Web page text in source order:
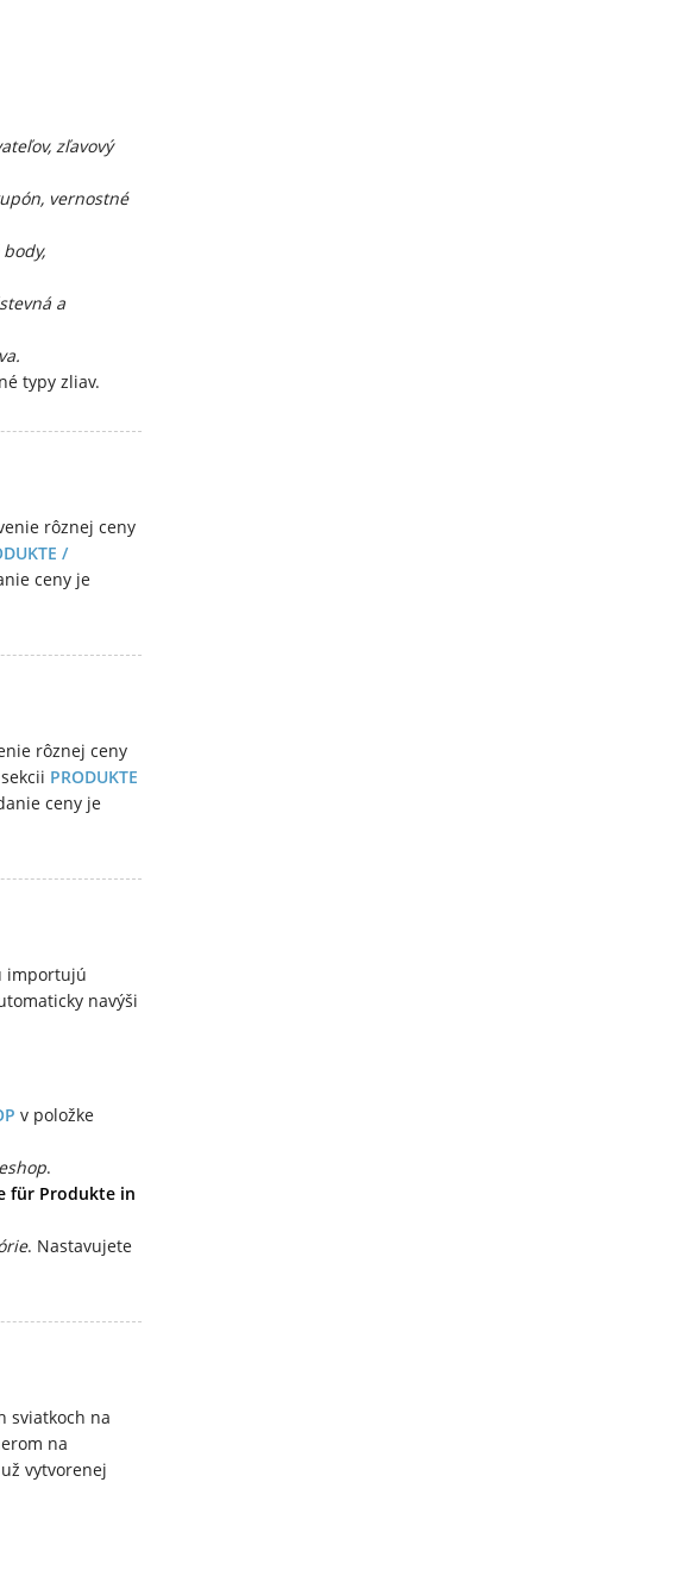
zľavový
vernostné
a
typy zliav.
rôznej ceny
/
ceny je
rôznej ceny
PRODUKTE
ceny je
importujú
navýši
v položke
.
für Produkte in
. Nastavujete
sviatkoch na
na
vytvorenej